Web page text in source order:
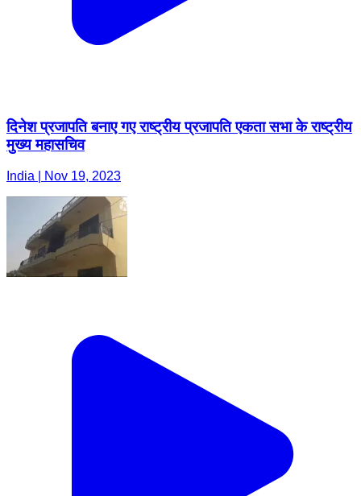
दिनेश प्रजापति बनाए गए राष्ट्रीय प्रजापति एकता सभा के राष्ट्रीय
मुख्य महासचिव
India | Nov 19, 2023